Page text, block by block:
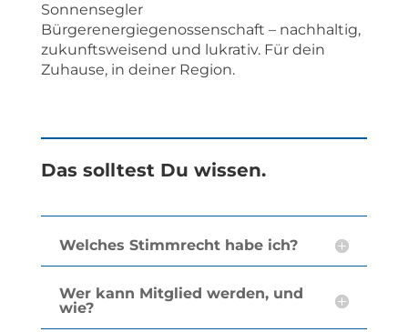
Sonnensegler
Bürgerenergiegenossenschaft – nachhaltig,
zukunftsweisend und lukrativ. Für dein
Zuhause, in deiner Region.
Das solltest Du wissen.
Welches Stimmrecht habe ich?
Wer kann Mitglied werden, und
wie?